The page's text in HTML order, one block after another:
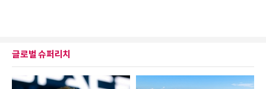
글로벌 슈퍼리치